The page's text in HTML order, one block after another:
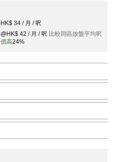
HK$ 34 / 月 / 呎
@HK$ 42 / 月 / 呎 比較同區放盤平均呎
價高24%